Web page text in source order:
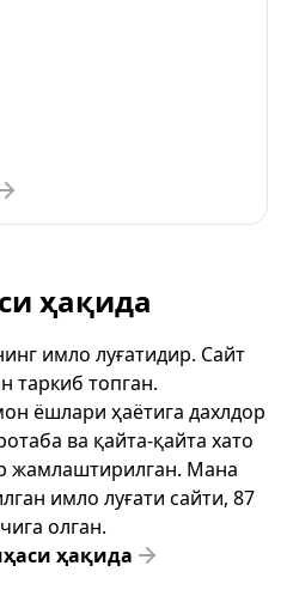
ҳақида
имло луғатидир. Сайт
таркиб топган.
ёшлари ҳаётига дахлдор
ва қайта-қайта хато
жамлаштирилган. Мана
имло луғати сайти, 87
олган.
ҳақида